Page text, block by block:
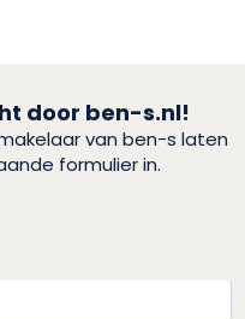
door ben-s.nl!
van ben-s laten
formulier in.